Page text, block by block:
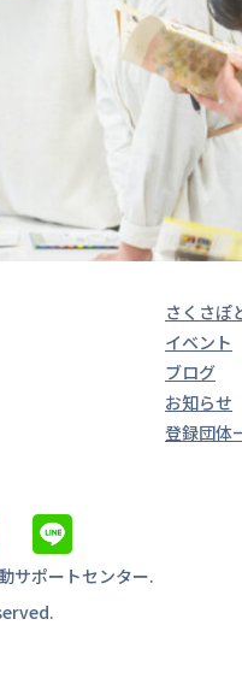
さくさぽ
イベント
ブログ
お知らせ
登録団体
サポートセンター.